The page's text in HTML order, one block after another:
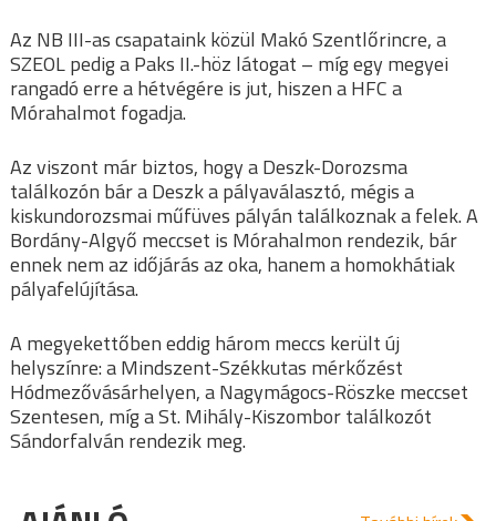
Az NB III-as csapataink közül Makó Szentlőrincre, a
SZEOL pedig a Paks II.-höz látogat – míg egy megyei
rangadó erre a hétvégére is jut, hiszen a HFC a
Mórahalmot fogadja.
Az viszont már biztos, hogy a Deszk-Dorozsma
találkozón bár a Deszk a pályaválasztó, mégis a
kiskundorozsmai műfüves pályán találkoznak a felek. A
Bordány-Algyő meccset is Mórahalmon rendezik, bár
ennek nem az időjárás az oka, hanem a homokhátiak
pályafelújítása.
A megyekettőben eddig három meccs került új
helyszínre: a Mindszent-Székkutas mérkőzést
Hódmezővásárhelyen, a Nagymágocs-Röszke meccset
Szentesen, míg a St. Mihály-Kiszombor találkozót
Sándorfalván rendezik meg.